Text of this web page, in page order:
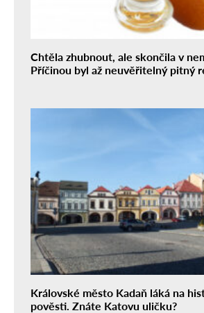
Chtěla zhubnout, ale skončila v
Příčinou byl až neuvěřitelný pitný
Královské město Kadaň láká na
pověsti. Znáte Katovu uličku?